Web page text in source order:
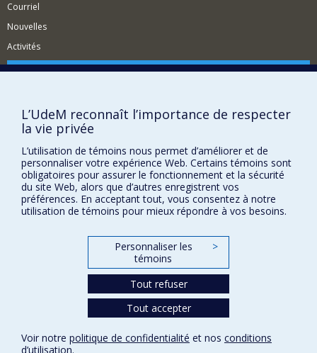
Courriel
Nouvelles
Activités
Comment soutenir le Département?
Plan du site
Signaler une erreur
Accessibilité
FACULTÉ DES ARTS ET DES SCIENCES
Nos départements et écoles
Université de
L’UdeM reconnaît l’importance de respecter
la vie privée
L’utilisation de témoins nous permet d’améliorer et de
personnaliser votre expérience Web. Certains témoins sont
obligatoires pour assurer le fonctionnement et la sécurité
du site Web, alors que d’autres enregistrent vos
préférences. En acceptant tout, vous consentez à notre
utilisation de témoins pour mieux répondre à vos besoins.
Personnaliser les
témoins
>
Tout refuser
Tout accepter
Voir notre politique de confidentialité et nos conditions
d’utilisation.